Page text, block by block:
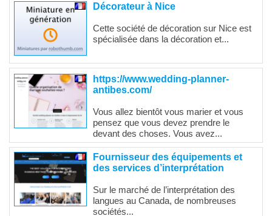
Décorateur à Nice
Cette société de décoration sur Nice est
spécialisée dans la décoration et...
https://www.wedding-planner-
antibes.com/
Vous allez bientôt vous marier et vous
pensez que vous devez prendre le
devant des choses. Vous avez...
Fournisseur des équipements et
des services d’interprétation
Sur le marché de l’interprétation des
langues au Canada, de nombreuses
sociétés...